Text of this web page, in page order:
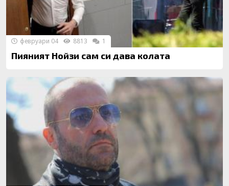
Пияният Нойзи сам си дава колата
февруари 04 8813 1